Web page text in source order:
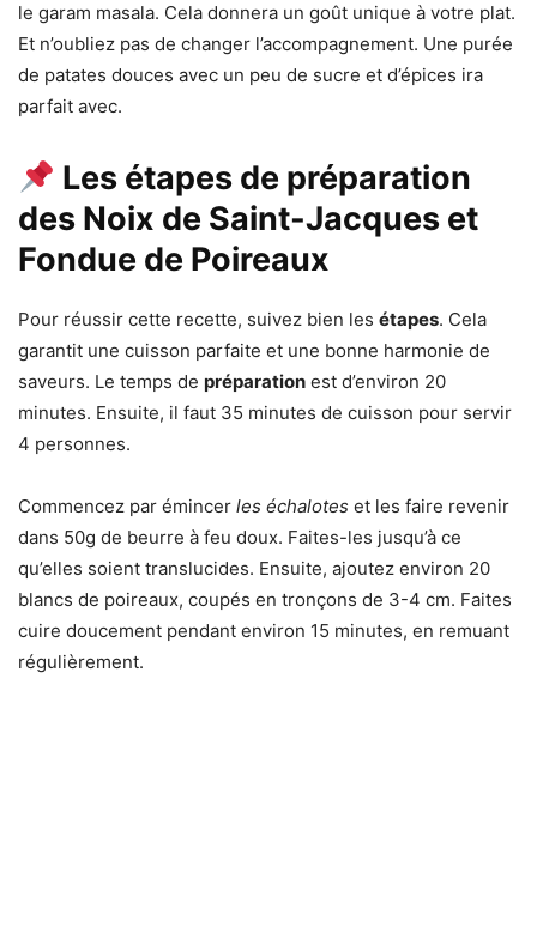
le garam masala. Cela donnera un goût unique à votre plat.
Et n’oubliez pas de changer l’accompagnement. Une purée
de patates douces avec un peu de sucre et d’épices ira
parfait avec.
Les étapes de préparation
des Noix de Saint-Jacques et
Fondue de Poireaux
Pour réussir cette recette, suivez bien les étapes. Cela
garantit une cuisson parfaite et une bonne harmonie de
saveurs. Le temps de préparation est d’environ 20
minutes. Ensuite, il faut 35 minutes de cuisson pour servir
4 personnes.
Commencez par émincer les échalotes et les faire revenir
dans 50g de beurre à feu doux. Faites-les jusqu’à ce
qu’elles soient translucides. Ensuite, ajoutez environ 20
blancs de poireaux, coupés en tronçons de 3-4 cm. Faites
cuire doucement pendant environ 15 minutes, en remuant
régulièrement.